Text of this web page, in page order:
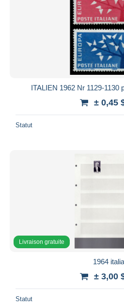
ITALIEN 1962 Nr 1129-1130
± 0,45
Statut
Livraison gratuite
1964 italia
± 3,00
Statut